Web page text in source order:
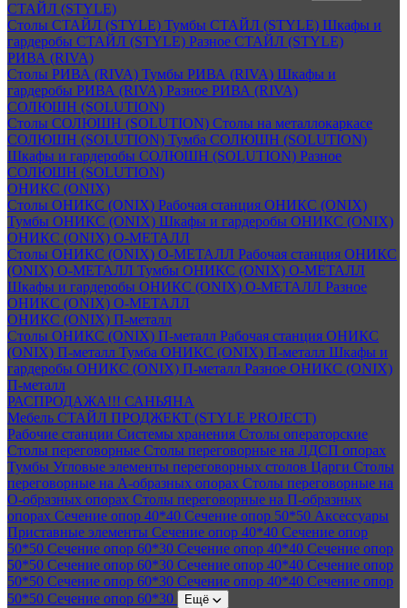
СТАЙЛ (STYLE)
Столы СТАЙЛ (STYLE) Тумбы СТАЙЛ (STYLE) Шкафы и
гардеробы СТАЙЛ (STYLE) Разное СТАЙЛ (STYLE)
РИВА (RIVA)
Столы РИВА (RIVA) Тумбы РИВА (RIVA) Шкафы и
гардеробы РИВА (RIVA) Разное РИВА (RIVA)
СОЛЮШН (SOLUTION)
Столы СОЛЮШН (SOLUTION) Столы на металлокаркасе
СОЛЮШН (SOLUTION) Тумба СОЛЮШН (SOLUTION)
Шкафы и гардеробы СОЛЮШН (SOLUTION) Разное
СОЛЮШН (SOLUTION)
ОНИКС (ONIX)
Столы ОНИКС (ONIX) Рабочая станция ОНИКС (ONIX)
Тумбы ОНИКС (ONIX) Шкафы и гардеробы ОНИКС (ONIX)
ОНИКС (ONIX) O-МЕТАЛЛ
Столы ОНИКС (ONIX) O-МЕТАЛЛ Рабочая станция ОНИКС
(ONIX) O-МЕТАЛЛ Тумбы ОНИКС (ONIX) O-МЕТАЛЛ
Шкафы и гардеробы ОНИКС (ONIX) O-МЕТАЛЛ Разное
ОНИКС (ONIX) O-МЕТАЛЛ
ОНИКС (ONIX) П-металл
Столы ОНИКС (ONIX) П-металл Рабочая станция ОНИКС
(ONIX) П-металл Тумба ОНИКС (ONIX) П-металл Шкафы и
гардеробы ОНИКС (ONIX) П-металл Разное ОНИКС (ONIX)
П-металл
РАСПРОДАЖА!!! САНЬЯНА
Мебель СТАЙЛ ПРОДЖЕКТ (STYLE PROJECT)
Рабочие станции Системы хранения Столы операторские
Столы переговорные Столы переговорные на ЛДСП опорах
Тумбы Угловые элементы переговорных столов Царги Столы
переговорные на А-образных опорах Столы переговорные на
О-образных опорах Столы переговорные на П-образных
опорах Сечение опор 40*40 Сечение опор 50*50 Аксессуары
Приставные элементы Сечение опор 40*40 Сечение опор
50*50 Сечение опор 60*30 Сечение опор 40*40 Сечение опор
50*50 Сечение опор 60*30 Сечение опор 40*40 Сечение опор
50*50 Сечение опор 60*30 Сечение опор 40*40 Сечение опор
50*50 Сечение опор 60*30 Ещё